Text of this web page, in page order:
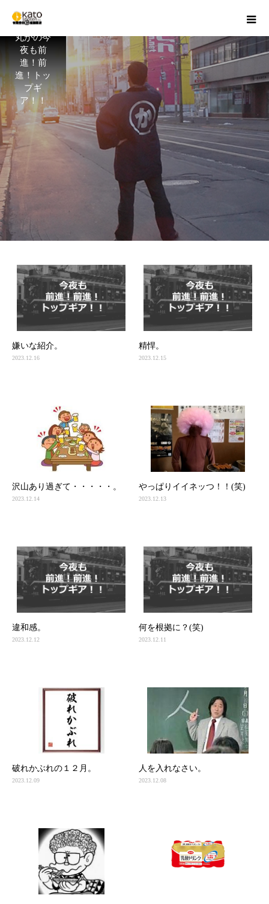
丸かの今
夜も前
進！前
進！トッ
プギ
ア！！
嫌いな紹介。
2023.12.16
精悍。
2023.12.15
沢山あり過ぎて・・・・・。
2023.12.14
やっぱりイイネッつ！！(笑)
2023.12.13
違和感。
2023.12.12
何を根拠に？(笑)
2023.12.11
破れかぶれの１２月。
2023.12.09
人を入れなさい。
2023.12.08